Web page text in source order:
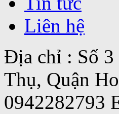
Liên hệ
Địa chỉ : Số 3
Thụ, Quận
0942282793